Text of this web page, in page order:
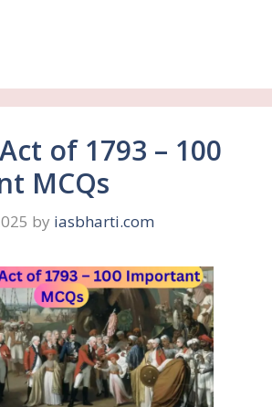
of 1793 – 100
MCQs
by iasbharti.com